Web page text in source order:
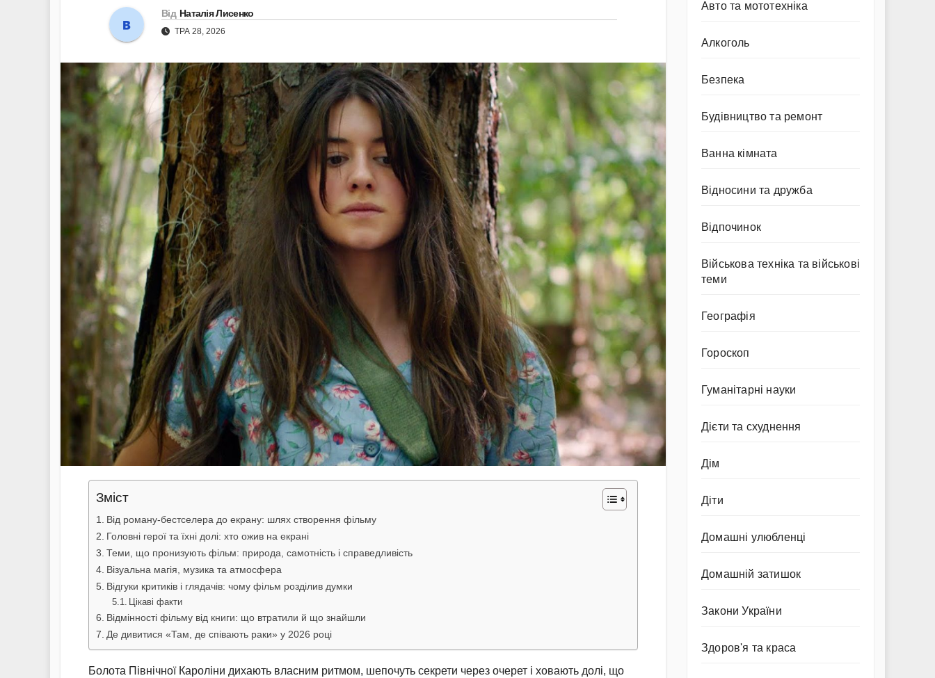
Від Наталія Лисенко
ТРА 28, 2026
Зміст
Від роману-бестселера до екрану: шлях створення фільму
Головні герої та їхні долі: хто ожив на екрані
Теми, що пронизують фільм: природа, самотність і справедливість
Візуальна магія, музика та атмосфера
Відгуки критиків і глядачів: чому фільм розділив думки
Цікаві факти
Відмінності фільму від книги: що втратили й що знайшли
Де дивитися «Там, де співають раки» у 2026 році
Болота Північної Кароліни дихають власним ритмом, шепочуть секрети через очерет і ховають долі, що
Авто та мототехніка
Алкоголь
Безпека
Будівництво та ремонт
Ванна кімната
Відносини та дружба
Відпочинок
Військова техніка та військові
теми
Географія
Гороскоп
Гуманітарні науки
Дієти та схуднення
Дім
Діти
Домашні улюбленці
Домашній затишок
Закони України
Здоров'я та краса